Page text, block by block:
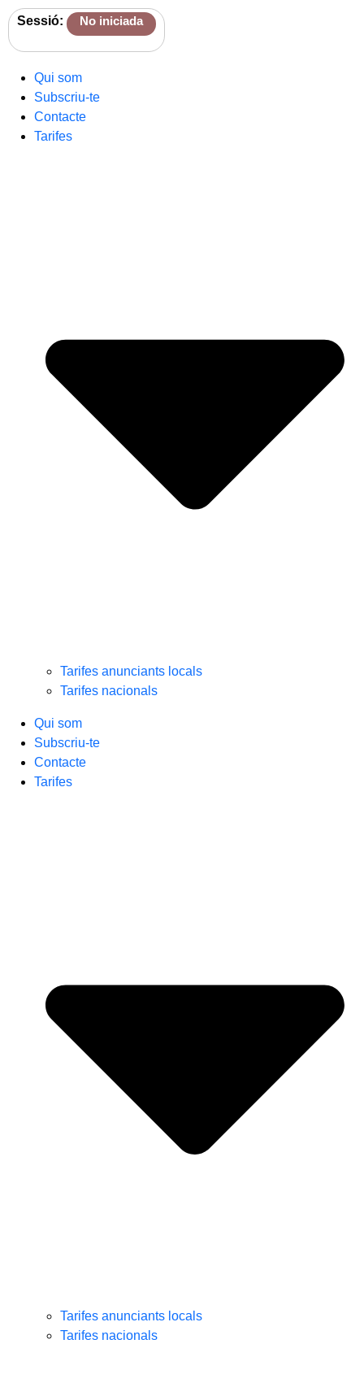
Sessió: No iniciada
Qui som
Subscriu-te
Contacte
Tarifes
Tarifes anunciants locals
Tarifes nacionals
Qui som
Subscriu-te
Contacte
Tarifes
Tarifes anunciants locals
Tarifes nacionals